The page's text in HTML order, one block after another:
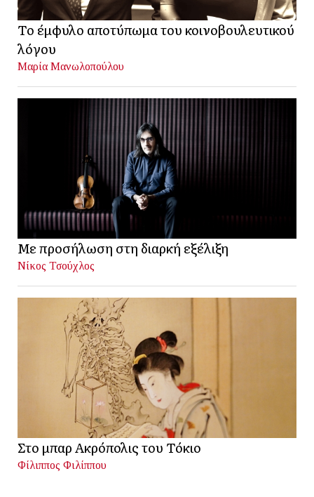
Το έμφυλο αποτύπωμα του κοινοβουλευτικού
λόγου
Μαρία Μανωλοπούλου
Με προσήλωση στη διαρκή εξέλιξη
Νίκος Τσούχλος
Στο μπαρ Ακρόπολις του Τόκιο
Φίλιππος Φιλίππου